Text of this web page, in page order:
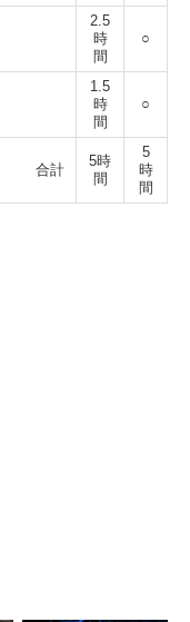
2.5
時
間
○
1.5
時
間
○
合計
5時
間
5
時
間